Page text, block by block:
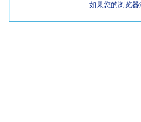
如果您的浏览